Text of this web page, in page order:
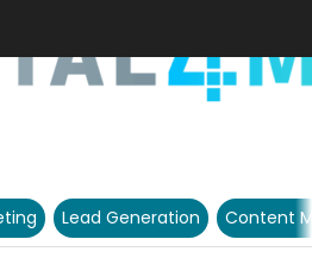
Lead Generation Content